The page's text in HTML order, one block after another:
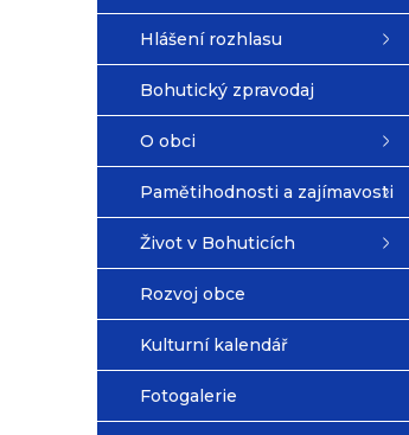
Hlášení rozhlasu
Bohutický zpravodaj
O obci
Pamětihodnosti a zajímavosti
Život v Bohuticích
Rozvoj obce
Kulturní kalendář
Fotogalerie